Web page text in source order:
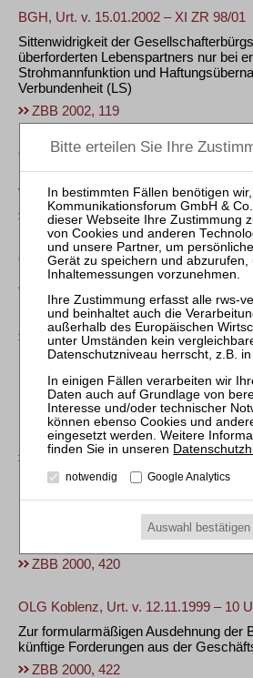
BGH, Urt. v. 15.01.2002 – XI ZR 98/01
Sittenwidrigkeit der
überforderten Lebenspartners nur bei
Strohmannfunktion und
Verbundenheit (LS)
ZBB 2002, 119
OLG Köln, Beschl. v. 28.02.2001 – 13
Vollstreckungsbescheid nach Tod des
ZBB 2002, 121
OLG Brandenburg, Urt. v. 14.09.2001 –
Zur Kollision einer Globalzession
Kreditinstituts mit nachfolgender
Bauunternehmers an den Vermieter
ZBB 2002, 55
LG Weiden, Urt. v. 21.09.2000 – 1 O
Keine Sittenwidrigkeit bei im Vergleich
100 % überhöhtem Aufhebungsentgelt
Beendigung eines Darlehensvertrages
ZBB 2001, 36
BVerfG, Beschl. v. 28.08.2000 – 1 BvR
Unwirksamkeit der Gebührenklauseln
Freistellungsaufträgen(LS)
ZBB 2000, 420
OLG Koblenz, Urt. v. 12.11.1999 – 10
Zur formularmäßigen Ausdehnung der
künftige Forderungen aus der
ZBB 2000, 422
notwendig Google Analytics
Auswahl bestätigen